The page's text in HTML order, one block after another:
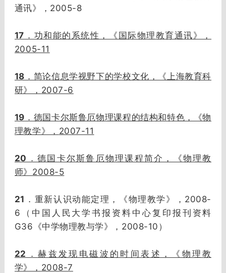
通讯》， 2005-8
17 ．功和能的系统性，《国际物理教育通讯》，
2005-11
18 ．简论信息学视野下的学校文化，《上海教育科
研》， 2007-6
19 ．德国卡尔斯鲁厄物理课程的结构和特色，《物
理教学》， 2007-11
20 ．德国卡尔斯鲁厄物理课程简介，《物理教
师》 2008-5
21 ．重新认识动能定理，《物理教学》， 2008-
6 （中国人民大学书报资料中心复印报刊资料
G36 《中学物理教与学》， 2008-10 ）
22
．赫兹发现电磁波的时间表述，《物理教
学》， 2008-7